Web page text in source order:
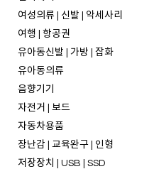
여성의류 | 신발 | 악세사리
여행 | 항공권
유아동신발 | 가방 | 잡화
유아동의류
음향기기
자전거 | 보드
자동차용품
장난감 | 교육완구 | 인형
저장장치 | USB | SSD